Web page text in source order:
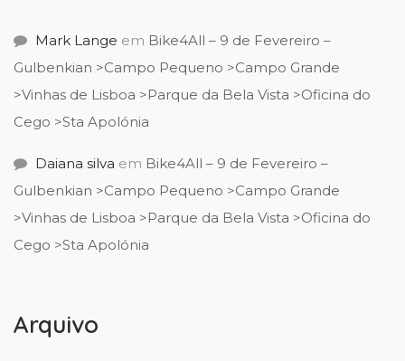
Mark Lange em Bike4All – 9 de Fevereiro –
Gulbenkian >Campo Pequeno >Campo Grande
>Vinhas de Lisboa >Parque da Bela Vista >Oficina do
Cego >Sta Apolónia
Daiana silva em Bike4All – 9 de Fevereiro –
Gulbenkian >Campo Pequeno >Campo Grande
>Vinhas de Lisboa >Parque da Bela Vista >Oficina do
Cego >Sta Apolónia
Arquivo